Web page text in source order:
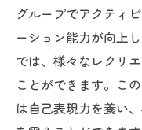
グループでアクティ
ーション能力が向上
では、様々なレクリ
ことができます。こ
は自己表現力を養い